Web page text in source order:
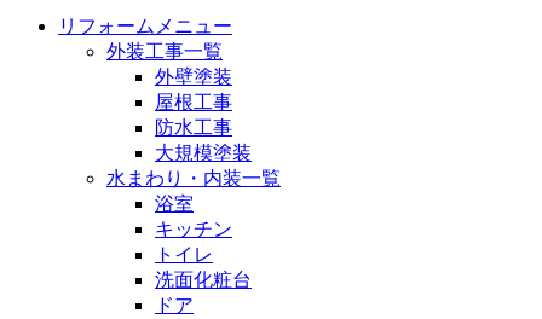
リフォームメニュー
外装工事一覧
外壁塗装
屋根工事
防水工事
大規模塗装
水まわり・内装一覧
浴室
キッチン
トイレ
洗面化粧台
ドア